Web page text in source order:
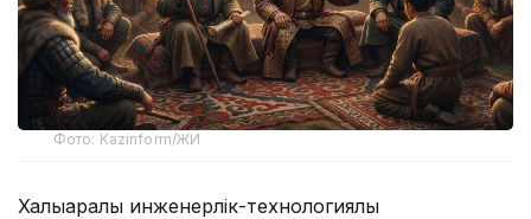
Фото: Kazinform/ЖИ
Халықаралық инженерлік-технологиялық